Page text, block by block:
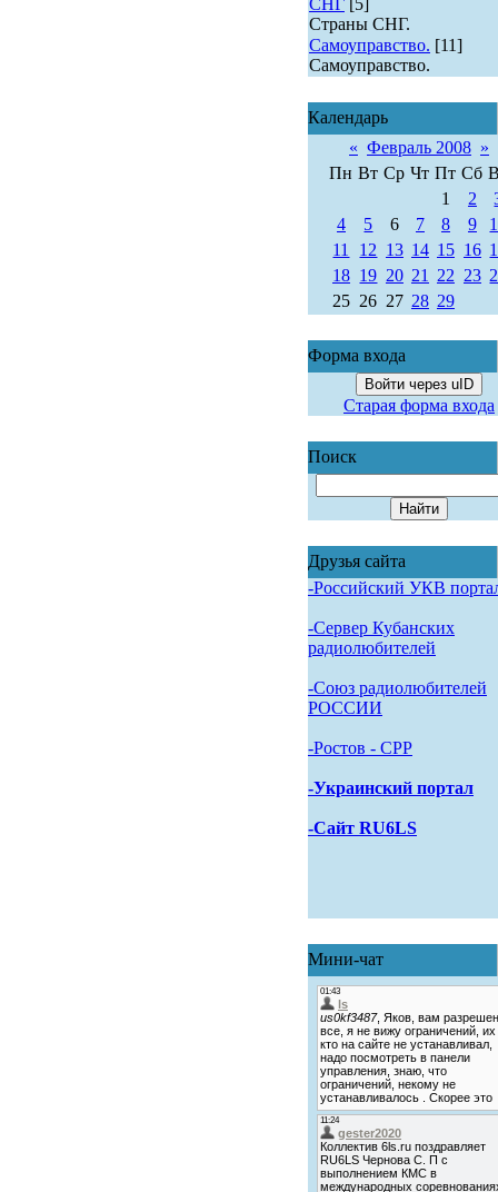
СНГ [5]
Страны СНГ.
Самоуправство. [11]
Самоуправство.
Календарь
« Февраль 2008 »
Пн Вт Ср Чт Пт Сб
1
2
4
5 6 7 8 9
11
12 13 14 15 16
18 19 20 21 22 23
25 26 27 28 29
Форма входа
Войти через uID
Старая форма входа
Поиск
Друзья сайта
-Российский УКВ
-Сервер Кубанских
радиолюбителей
-Союз радиолюбителей
РОССИИ
-Pостов - CPP
-Украинский портал
-Сайт RU6LS
Мини-чат